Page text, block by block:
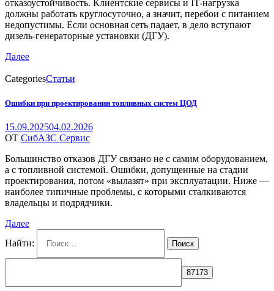
отказоустойчивость. Клиентские сервисы и IT-нагрузка
должны работать круглосуточно, а значит, перебои с питанием
недопустимы. Если основная сеть падает, в дело вступают
дизель-генераторные установки (ДГУ).
Далее
CategoriesСтатьи
Ошибки при проектировании топливных систем ЦОД
15.09.202504.02.2026
ОТ СибАЗС Сервис
Большинство отказов ДГУ связано не с самим оборудованием,
а с топливной системой. Ошибки, допущенные на стадии
проектирования, потом «вылазят» при эксплуатации. Ниже —
наиболее типичные проблемы, с которыми сталкиваются
владельцы и подрядчики.
Далее
Найти: